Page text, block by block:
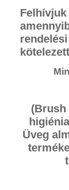
a
(Brush
Üveg